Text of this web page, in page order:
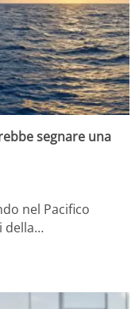
segnare una
nel Pacifico
della…